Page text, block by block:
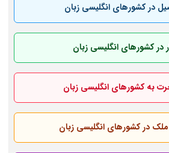
در کشورهای انگلیسی زبان
در کشورهای انگلیسی زبان
به کشورهای انگلیسی زبان
در کشورهای انگلیسی زبان